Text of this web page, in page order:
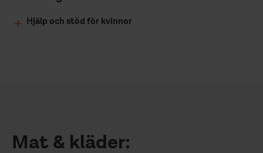
Hjälp och stöd för kvinnor
Mat & kläder: